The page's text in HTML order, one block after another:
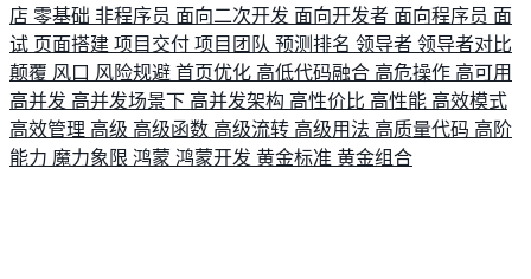
店 零基础 非程序员 面向二次开发 面向开发者 面向程序员 面
试 页面搭建 项目交付 项目团队 预测排名 领导者 领导者对比
颠覆 风口 风险规避 首页优化 高低代码融合 高危操作 高可用
高并发 高并发场景下 高并发架构 高性价比 高性能 高效模式
高效管理 高级 高级函数 高级流转 高级用法 高质量代码 高阶
能力 魔力象限 鸿蒙 鸿蒙开发 黄金标准 黄金组合